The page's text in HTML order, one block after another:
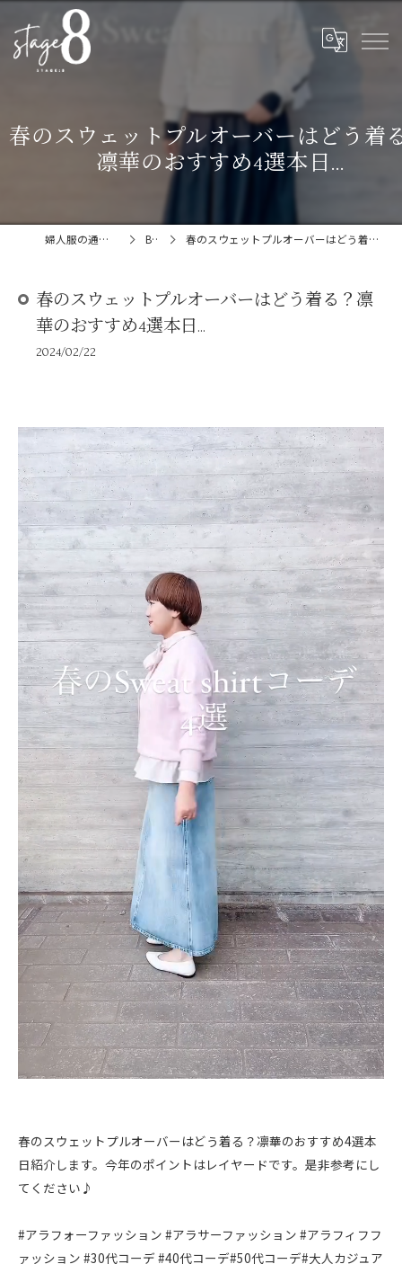
春のスウェットプルオーバーはどう着
凛華のおすすめ4選本日...
婦人服の通販ならstage:8 Blog 春のスウェットプルオーバーはどう着る？凛華のおすすめ4選本日...
春のスウェットプルオーバーはどう着る？凛
華のおすすめ4選本日...
2024/02/22
春のスウェットプルオーバーはどう着る？凛華のおすすめ4選本
日紹介します。今年のポイントはレイヤードです。是非参考にし
てください♪
#アラフォーファッション #アラサーファッション #アラフィフフ
ァッション #30代コーデ #40代コーデ#50代コーデ#大人カジュア